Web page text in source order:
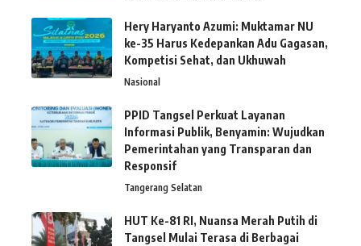
Hery Haryanto Azumi: Muktamar NU
ke-35 Harus Kedepankan Adu Gagasan,
Kompetisi Sehat, dan Ukhuwah
Nasional
PPID Tangsel Perkuat Layanan
Informasi Publik, Benyamin: Wujudkan
Pemerintahan yang Transparan dan
Responsif
Tangerang Selatan
HUT Ke-81 RI, Nuansa Merah Putih di
Tangsel Mulai Terasa di Berbagai